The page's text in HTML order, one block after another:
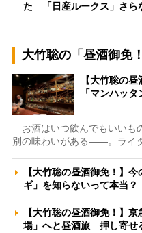
た 「日産ルークス」さら
大竹聡の「昼酒御免！
【大竹聡の
「マンハッ
お酒はいつ飲んでもいいも
別の味わいがある――。ライ
【大竹聡の昼酒御免！】
ギ」を知らないって本当
【大竹聡の昼酒御免！】
場」へと昼酒旅 押し寄せ